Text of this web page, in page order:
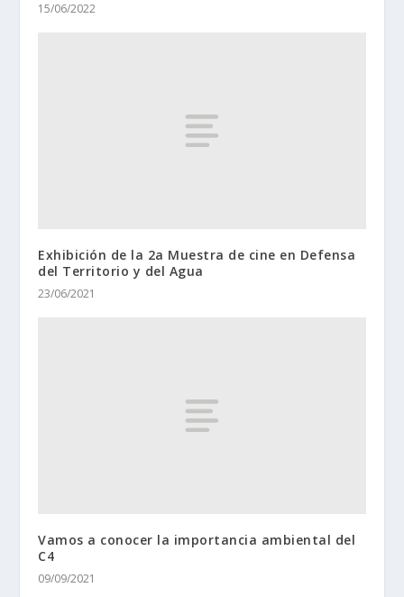
15/06/2022
Exhibición de la 2a Muestra de cine en Defensa
del Territorio y del Agua
23/06/2021
Vamos a conocer la importancia ambiental del
C4
09/09/2021